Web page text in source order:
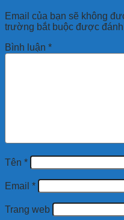
Email của bạn sẽ không
trường bắt buộc được
Bình luận *
Tên *
Email *
Trang web